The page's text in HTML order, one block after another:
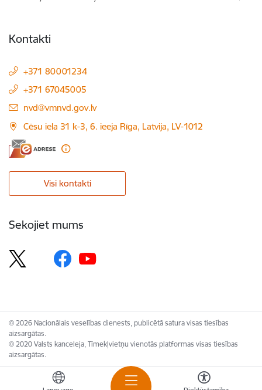
Kontakti
+371 80001234
+371 67045005
E-pasts:
nvd@vmnvd.gov.lv
Cēsu iela 31 k-3, 6. ieeja Rīga, Latvija, LV-1012
Visi kontakti
Sekojiet mums
© 2026 Nacionālais veselības dienests, publicētā satura visas tiesības
aizsargātas.
© 2020 Valsts kanceleja, Tīmekļvietņu vienotās platformas visas tiesības
aizsargātas.